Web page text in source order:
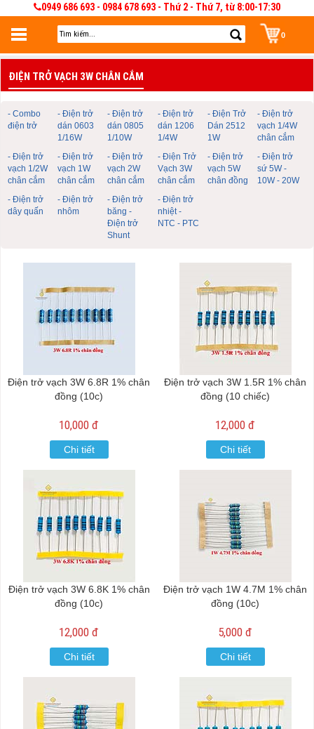
0949 686 693 - 0984 678 693 - Thứ 2 - Thứ 7, từ 8:00-17:30
0
Đăng nhập
Đăng nhập để lưu giỏ hàng 30 ngày. Có thể sửa và quản lý giỏ hàng và đơn
hàng
ĐIỆN TRỞ VẠCH 3W CHÂN CẮM
- Combo
điện trở
- Điện trở
dán 0603
1/16W
- Điện trở
dán 0805
1/10W
- Điện trở
dán 1206
1/4W
- Điện Trở
Dán 2512
1W
- Điện trở
vạch 1/4W
chân cắm
- Điện trở
vạch 1/2W
chân cắm
- Điện trở
vạch 1W
chân cắm
- Điện trở
vạch 2W
chân cắm
- Điện Trở
Vạch 3W
chân cắm
- Điện trở
vạch 5W
chân đồng
- Điện trở
sứ 5W -
10W - 20W
- Điện trở
dây quấn
- Điện trở
nhôm
- Điện trở
băng -
Điện trở
Shunt
- Điện trở
nhiệt -
NTC - PTC
Điện trở vạch 3W 6.8R 1% chân
đồng (10c)
10,000 đ
Chi tiết
Điện trở vạch 3W 1.5R 1% chân
đồng (10 chiếc)
12,000 đ
Chi tiết
Điện trở vạch 3W 6.8K 1% chân
đồng (10c)
12,000 đ
Chi tiết
Điện trở vạch 1W 4.7M 1% chân
đồng (10c)
5,000 đ
Chi tiết